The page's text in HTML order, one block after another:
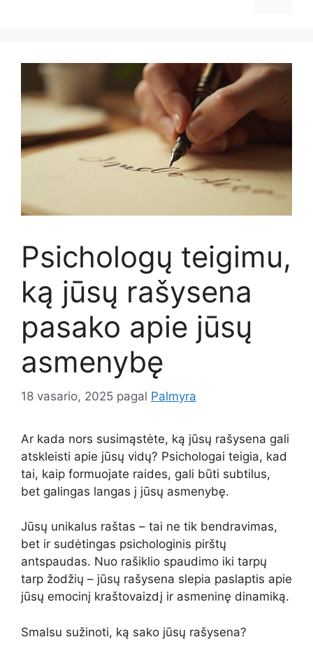
Psichologų teigimu,
ką jūsų rašysena
pasako apie jūsų
asmenybę
18 vasario, 2025 pagal Palmyra
Ar kada nors susimąstėte, ką jūsų rašysena gali
atskleisti apie jūsų vidų? Psichologai teigia, kad
tai, kaip formuojate raides, gali būti subtilus,
bet galingas langas į jūsų asmenybę.
Jūsų unikalus raštas – tai ne tik bendravimas,
bet ir sudėtingas psichologinis pirštų
antspaudas. Nuo rašiklio spaudimo iki tarpų
tarp žodžių – jūsų rašysena slepia paslaptis apie
jūsų emocinį kraštovaizdį ir asmeninę dinamiką.
Smalsu sužinoti, ką sako jūsų rašysena?